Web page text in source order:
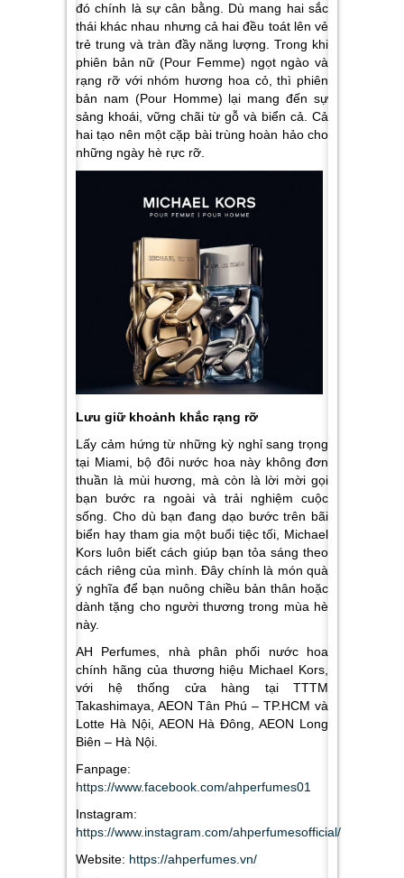
đó chính là sự cân bằng. Dù mang hai sắc
thái khác nhau nhưng cả hai đều toát lên vẻ
trẻ trung và tràn đầy năng lượng. Trong khi
phiên bản nữ (Pour Femme) ngọt ngào và
rạng rỡ với nhóm hương hoa cỏ, thì phiên
bản nam (Pour Homme) lại mang đến sự
sảng khoái, vững chãi từ gỗ và biển cả. Cả
hai tạo nên một cặp bài trùng hoàn hảo cho
những ngày hè rực rỡ.
Lưu giữ khoảnh khắc rạng rỡ
Lấy cảm hứng từ những kỳ nghỉ sang trọng
tại Miami, bộ đôi nước hoa này không đơn
thuần là mùi hương, mà còn là lời mời gọi
bạn bước ra ngoài và trải nghiệm cuộc
sống. Cho dù bạn đang dạo bước trên bãi
biển hay tham gia một buổi tiệc tối, Michael
Kors luôn biết cách giúp bạn tỏa sáng theo
cách riêng của mình. Đây chính là món quà
ý nghĩa để bạn nuông chiều bản thân hoặc
dành tặng cho người thương trong mùa hè
này.
AH Perfumes, nhà phân phối nước hoa
chính hãng của thương hiệu Michael Kors,
với hệ thống cửa hàng tại TTTM
Takashimaya, AEON Tân Phú – TP.HCM và
Lotte Hà Nội, AEON Hà Đông, AEON Long
Biên – Hà Nội.
Fanpage:
https://www.facebook.com/ahperfumes01
Instagram:
https://www.instagram.com/ahperfumesofficial/
Website: https://ahperfumes.vn/